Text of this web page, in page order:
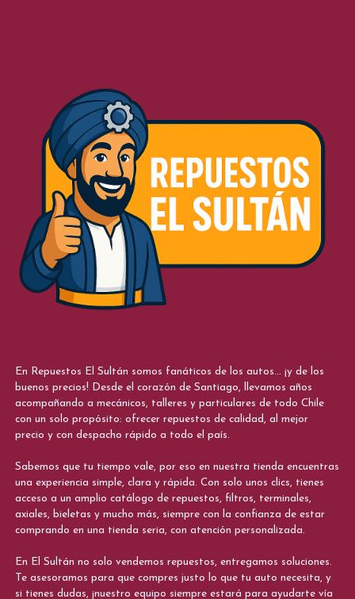
En Repuestos El Sultán somos fanáticos de los autos... ¡y de los
buenos precios! Desde el corazón de Santiago, llevamos años
acompañando a mecánicos, talleres y particulares de todo Chile
con un solo propósito: ofrecer repuestos de calidad, al mejor
precio y con despacho rápido a todo el país.
Sabemos que tu tiempo vale, por eso en nuestra tienda encuentras
una experiencia simple, clara y rápida. Con solo unos clics, tienes
acceso a un amplio catálogo de repuestos, filtros, terminales,
axiales, bieletas y mucho más, siempre con la confianza de estar
comprando en una tienda seria, con atención personalizada.
En El Sultán no solo vendemos repuestos, entregamos soluciones.
Te asesoramos para que compres justo lo que tu auto necesita, y
si tienes dudas, ¡nuestro equipo siempre estará para ayudarte vía